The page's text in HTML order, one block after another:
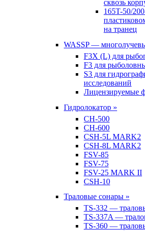
сквозь
165T-50/
на транец
WASSP —
F3X (L) для
F3 для
S3 для
исследований
Лицензируемые
Гидролокатор »
CH-500
CH-600
CSH-5L MARK2
CSH-8L MARK2
FSV-85
FSV-75
FSV-25 MARK II
CSH-10
Траловые сонары »
TS-332 —
TS-337A —
TS-360 —